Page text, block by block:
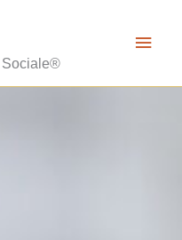
Sociale®